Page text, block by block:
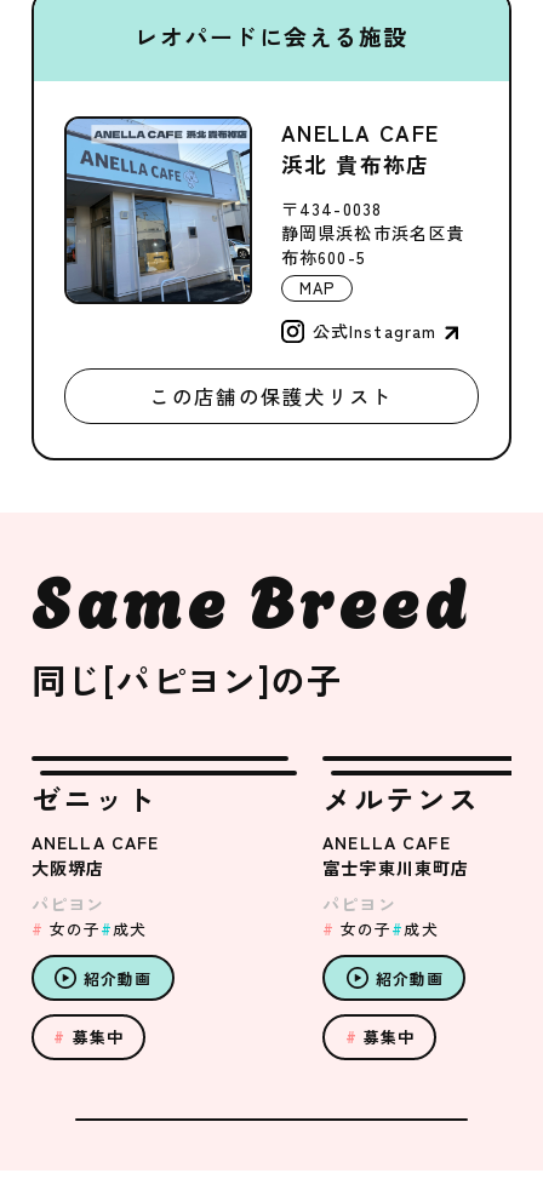
レオパードに会える施設
ANELLA CAFE
浜北 貴布祢店
〒434-0038
静岡県浜松市浜名区貴
布祢600-5
MAP
公式Instagram
この店舗の保護犬リスト
Same Breed
同じ[パピヨン]の子
ゼニット
ANELLA CAFE
大阪堺店
パピヨン
女の子 成犬
紹介動画
募集中
メルテンス
ANELLA CAFE
富士宇東川東町店
パピヨン
女の子 成犬
紹介動画
募集中